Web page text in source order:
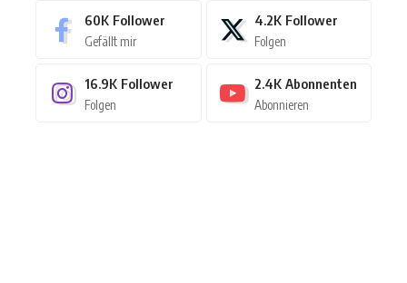
60K Follower
Gefällt mir
4.2K Follower
Folgen
16.9K Follower
Folgen
2.4K Abonnenten
Abonnieren